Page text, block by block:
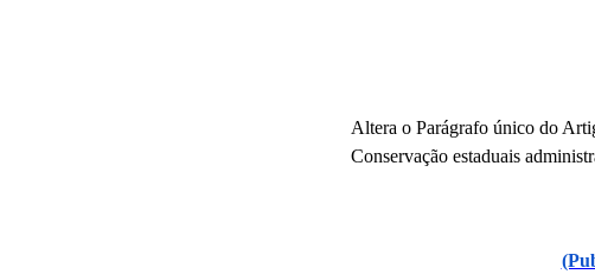
Altera o Parágrafo único do
Conservação estaduais